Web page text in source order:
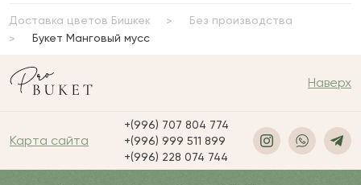
Доставка цветов Бишкек
Без производства
Букет Манговый мусс
Наверх
Карта сайта
+(996) 707 804 774
+(996) 999 511 899
+(996) 228 074 744